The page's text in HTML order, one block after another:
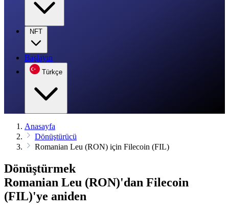
NFT
Başlayın
Türkçe
Anasayfa
Dönüştürücü
Romanian Leu (RON) için Filecoin (FIL)
Dönüştürmek
Romanian Leu (RON)'dan Filecoin
(FIL)'ye aniden